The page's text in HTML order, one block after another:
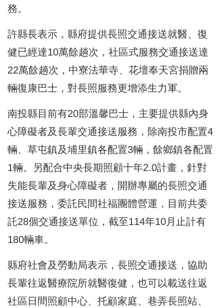
務。
許縣長表示，縣府提供長照交通接送就醫、復
健已經達10萬餘趟次，社區式服務交通接送達
22萬餘趟次，中寮法華寺、花壇奉天宮捐贈兩
輛復康巴士，對長照服務更增添生力軍。
南投縣目前有20部溫馨巴士，主要提供縣內身
心障礙者及長輩交通接送服務，除南投市配置4
輛、草屯鎮及埔里鎮各配置3輛，餘鄉鎮各配置
1輛。另配合中央長期照顧十年2.0計畫，針對
失能長輩及身心障礙者，開辦專屬的長照交通
接送服務，委託民間社福團體營運，目前共委
託28個交通接送單位，截至114年10月止計有
180輛車。
縣府社會及勞動局表示，長照交通接送，協助
長輩往返醫療院所就醫復健，也可以載送往返
社區日間照顧中心、托顧家庭、巷弄長照站、